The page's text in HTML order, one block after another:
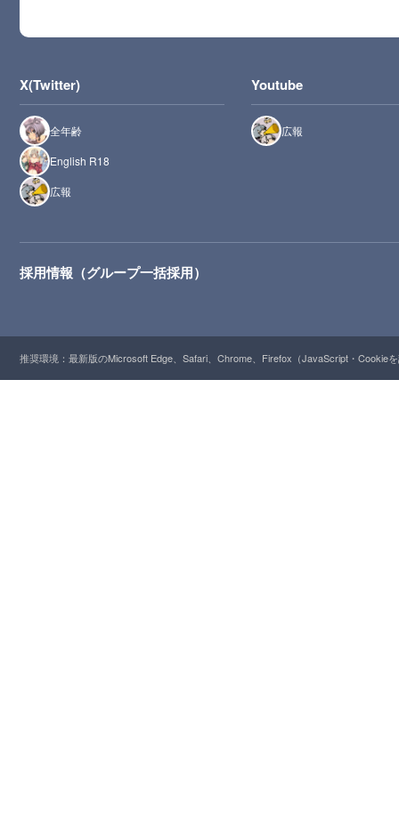
X(Twitter)
全年齢
English R18
広報
Youtube
広報
採用情報（グループ一括採用）
推奨環境：最新版のMicrosoft Edge、Safari、Chrome、Firefox（JavaScript・Cookie